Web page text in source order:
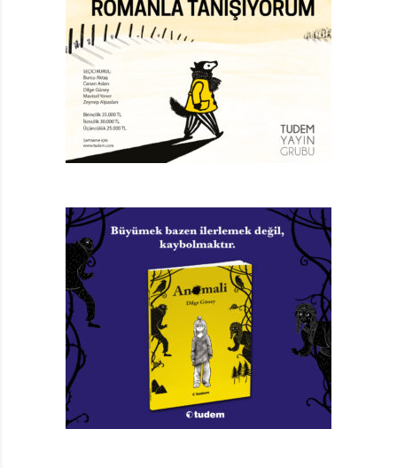
hizada tutmak için belli aralıklarla turnuvalar
düzenleyerek bazı öğrencileri seçmekte ve onları bir
adaya hapsetmektedir. Bu adada diğer gençleri
öldürerek sağ kalabilen son çocuk ödüllendirilmektedir.
Çok ses getiren “Squid Game” dizi filmine de ilham
verdiği -dizinin yönetmeni tarafından- açıklanan “Battle
rekabete sürüklenen öğrencilerimiz için kullandığımız
“çocukları yarış atına çevirdiler” sözünün karşılığıdır.
Büyük baskı altında hayatın tadını çıkaramadan
mücadele veren çocuklarımızın duygularının dışa
vurumudur “Battle Royale”. Hikâyedeki her ölüm, her
vahşet, her teslim oluş, her direniş, her cinayet o
öğrencilerin yaşadıklarının izdüşümleridir.
Ülkemizde yayımlanmamış olan dizinin, iki sinema filmi
bulunmaktadır.